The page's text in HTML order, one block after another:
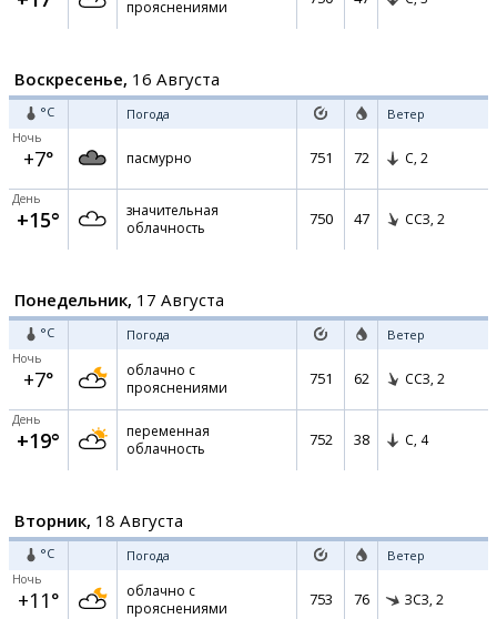
прояснениями
Воскресенье, 16 Августа
°C Погода Ветер
Ночь
+7° пасмурно 751 72 С, 2
День
+15°
значительная
облачность
750 47 ССЗ, 2
Понедельник, 17 Августа
°C Погода Ветер
Ночь
+7°
облачно с
прояснениями
751 62 ССЗ, 2
День
+19°
переменная
облачность
752 38 С, 4
Вторник, 18 Августа
°C Погода Ветер
Ночь
+11°
облачно с
прояснениями
753 76 ЗСЗ, 2